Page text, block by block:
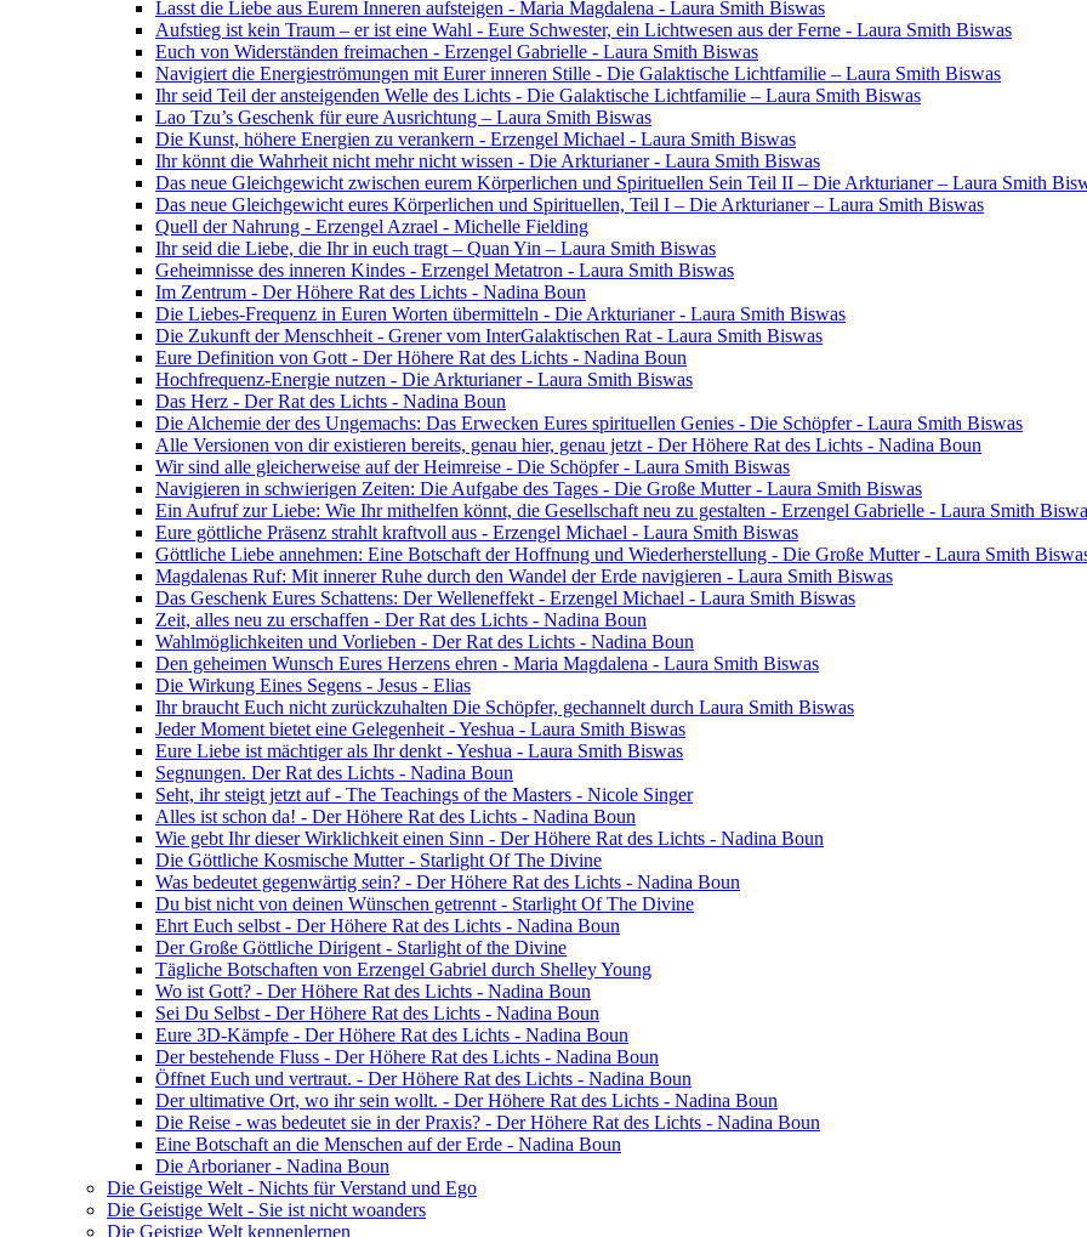
Lasst die Liebe aus Eurem Inneren aufsteigen - Maria Magdalena - Laura Smith Biswas
Aufstieg ist kein Traum – er ist eine Wahl - Eure Schwester, ein Lichtwesen aus der Ferne - Laura Smith Biswas
Euch von Widerständen freimachen - Erzengel Gabrielle - Laura Smith Biswas
Navigiert die Energieströmungen mit Eurer inneren Stille - Die Galaktische Lichtfamilie – Laura Smith Biswas
Ihr seid Teil der ansteigenden Welle des Lichts - Die Galaktische Lichtfamilie – Laura Smith Biswas
Lao Tzu’s Geschenk für eure Ausrichtung – Laura Smith Biswas
Die Kunst, höhere Energien zu verankern - Erzengel Michael - Laura Smith Biswas
Ihr könnt die Wahrheit nicht mehr nicht wissen - Die Arkturianer - Laura Smith Biswas
Das neue Gleichgewicht zwischen eurem Körperlichen und Spirituellen Sein Teil II – Die Arkturianer – Laura Smith
Das neue Gleichgewicht eures Körperlichen und Spirituellen, Teil I – Die Arkturianer – Laura Smith Biswas
Quell der Nahrung - Erzengel Azrael - Michelle Fielding
Ihr seid die Liebe, die Ihr in euch tragt – Quan Yin – Laura Smith Biswas
Geheimnisse des inneren Kindes - Erzengel Metatron - Laura Smith Biswas
Im Zentrum - Der Höhere Rat des Lichts - Nadina Boun
Die Liebes-Frequenz in Euren Worten übermitteln - Die Arkturianer - Laura Smith Biswas
Die Zukunft der Menschheit - Grener vom InterGalaktischen Rat - Laura Smith Biswas
Eure Definition von Gott - Der Höhere Rat des Lichts - Nadina Boun
Hochfrequenz-Energie nutzen - Die Arkturianer - Laura Smith Biswas
Das Herz - Der Rat des Lichts - Nadina Boun
Die Alchemie der des Ungemachs: Das Erwecken Eures spirituellen Genies - Die Schöpfer - Laura Smith Biswas
Alle Versionen von dir existieren bereits, genau hier, genau jetzt - Der Höhere Rat des Lichts - Nadina Boun
Wir sind alle gleicherweise auf der Heimreise - Die Schöpfer - Laura Smith Biswas
Navigieren in schwierigen Zeiten: Die Aufgabe des Tages - Die Große Mutter - Laura Smith Biswas
Ein Aufruf zur Liebe: Wie Ihr mithelfen könnt, die Gesellschaft neu zu gestalten - Erzengel Gabrielle - Laura Smith
Eure göttliche Präsenz strahlt kraftvoll aus - Erzengel Michael - Laura Smith Biswas
Göttliche Liebe annehmen: Eine Botschaft der Hoffnung und Wiederherstellung - Die Große Mutter - Laura Smith
Magdalenas Ruf: Mit innerer Ruhe durch den Wandel der Erde navigieren - Laura Smith Biswas
Das Geschenk Eures Schattens: Der Welleneffekt - Erzengel Michael - Laura Smith Biswas
Zeit, alles neu zu erschaffen - Der Rat des Lichts - Nadina Boun
Wahlmöglichkeiten und Vorlieben - Der Rat des Lichts - Nadina Boun
Den geheimen Wunsch Eures Herzens ehren - Maria Magdalena - Laura Smith Biswas
Die Wirkung Eines Segens - Jesus - Elias
Ihr braucht Euch nicht zurückzuhalten Die Schöpfer, gechannelt durch Laura Smith Biswas
Jeder Moment bietet eine Gelegenheit - Yeshua - Laura Smith Biswas
Eure Liebe ist mächtiger als Ihr denkt - Yeshua - Laura Smith Biswas
Segnungen. Der Rat des Lichts - Nadina Boun
Seht, ihr steigt jetzt auf - The Teachings of the Masters - Nicole Singer
Alles ist schon da! - Der Höhere Rat des Lichts - Nadina Boun
Wie gebt Ihr dieser Wirklichkeit einen Sinn - Der Höhere Rat des Lichts - Nadina Boun
Die Göttliche Kosmische Mutter - Starlight Of The Divine
Was bedeutet gegenwärtig sein? - Der Höhere Rat des Lichts - Nadina Boun
Du bist nicht von deinen Wünschen getrennt - Starlight Of The Divine
Ehrt Euch selbst - Der Höhere Rat des Lichts - Nadina Boun
Der Große Göttliche Dirigent - Starlight of the Divine
Tägliche Botschaften von Erzengel Gabriel durch Shelley Young
Wo ist Gott? - Der Höhere Rat des Lichts - Nadina Boun
Sei Du Selbst - Der Höhere Rat des Lichts - Nadina Boun
Eure 3D-Kämpfe - Der Höhere Rat des Lichts - Nadina Boun
Der bestehende Fluss - Der Höhere Rat des Lichts - Nadina Boun
Öffnet Euch und vertraut. - Der Höhere Rat des Lichts - Nadina Boun
Der ultimative Ort, wo ihr sein wollt. - Der Höhere Rat des Lichts - Nadina Boun
Die Reise - was bedeutet sie in der Praxis? - Der Höhere Rat des Lichts - Nadina Boun
Eine Botschaft an die Menschen auf der Erde - Nadina Boun
Die Arborianer - Nadina Boun
Die Geistige Welt - Nichts für Verstand und Ego
Die Geistige Welt - Sie ist nicht woanders
Die Geistige Welt kennenlernen